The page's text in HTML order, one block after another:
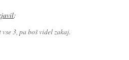
:
3, pa boš videl zakaj.